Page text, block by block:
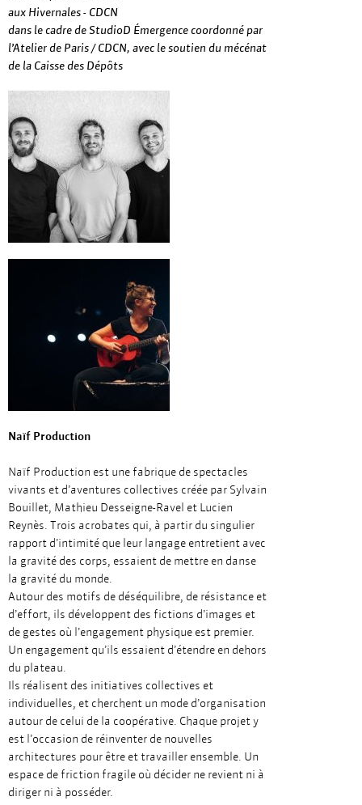
aux Hivernales - CDCN
dans le cadre de StudioD Émergence coordonné par
l’Atelier de Paris / CDCN, avec le soutien du mécénat
de la Caisse des Dépôts
Naïf Production
Naïf Production est une fabrique de spectacles
vivants et d’aventures collectives créée par Sylvain
Bouillet, Mathieu Desseigne-Ravel et Lucien
Reynès. Trois acrobates qui, à partir du singulier
rapport d’intimité que leur langage entretient avec
la gravité des corps, essaient de mettre en danse
la gravité du monde.
Autour des motifs de déséquilibre, de résistance et
d’effort, ils développent des fictions d’images et
de gestes où l’engagement physique est premier.
Un engagement qu’ils essaient d’étendre en dehors
du plateau.
Ils réalisent des initiatives collectives et
individuelles, et cherchent un mode d’organisation
autour de celui de la coopérative. Chaque projet y
est l’occasion de réinventer de nouvelles
architectures pour être et travailler ensemble. Un
espace de friction fragile où décider ne revient ni à
diriger ni à posséder.